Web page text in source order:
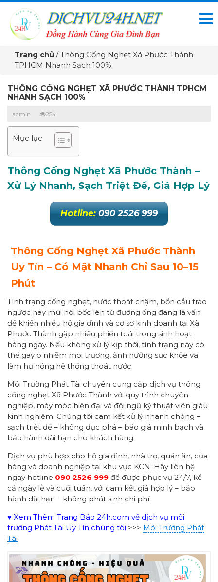
Trang chủ /Thông Cống Nghẹt Xã Phước Thành
TPHCM Nhanh Sạch 100%
THÔNG CỐNG NGHẸT XÃ PHƯỚC THÀNH TPHCM
NHANH SẠCH 100%
admin 254
Mục lục
Thông Cống Nghẹt Xã Phước Thành –
Xử Lý Nhanh, Sạch Triệt Để, Giá Hợp Lý
Hotline: 090 2526 999
Thông Cống Nghẹt Xã Phước Thành
Uy Tín – Có Mặt Nhanh Chỉ Sau 10–15
Phút
Tình trạng cống nghẹt, nước thoát chậm, bồn cầu trào
ngược hay mùi hôi bốc lên từ đường ống đang là vấn
đề khiến nhiều hộ gia đình và cơ sở kinh doanh tại Xã
Phước Thành gặp nhiều phiền toái trong sinh hoạt
hàng ngày. Nếu không xử lý kịp thời, tình trạng này có
thể gây ô nhiễm môi trường, ảnh hưởng sức khỏe và
làm hư hỏng hệ thống thoát nước.
Môi Trường Phát Tài chuyên cung cấp dịch vụ thông
cống nghẹt Xã Phước Thành với quy trình chuyên
nghiệp, máy móc hiện đại và đội ngũ kỹ thuật viên giàu
kinh nghiệm. Chúng tôi cam kết xử lý nhanh chóng –
sạch triệt để – không đục phá – báo giá minh bạch và
bảo hành dài hạn cho khách hàng.
Dịch vụ phù hợp cho hộ gia đình, nhà trọ, quán ăn, cửa
hàng và doanh nghiệp tại khu vực KCN. Hãy liên hệ
ngay hotline 090 2526 999 để được phục vụ 24/7, kể
cả ngày lễ và cuối tuần, với cam kết giá hợp lý – bảo
hành dài hạn – không phát sinh chi phí.
♥ Xem Thêm Trang Báo 24h.com về dịch vụ môi
trường Phát Tài Uy Tín chúng tôi >>> Môi Trường Phát
Tài